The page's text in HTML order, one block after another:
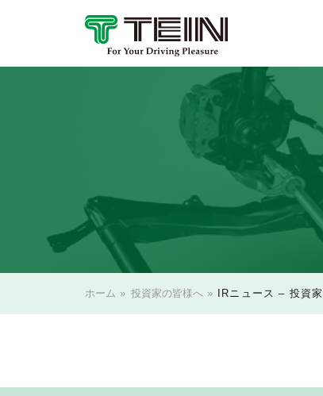
ホーム » 投資家の皆様へ» IRニュース – 投資